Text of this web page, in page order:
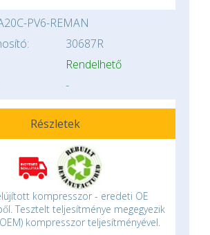
PV6-REMAN
30687R
Rendelhető
-
Részletek
kompresszor - eredeti OE
Tesztelt teljesítménye megegyezik
kompresszor teljesítményével.